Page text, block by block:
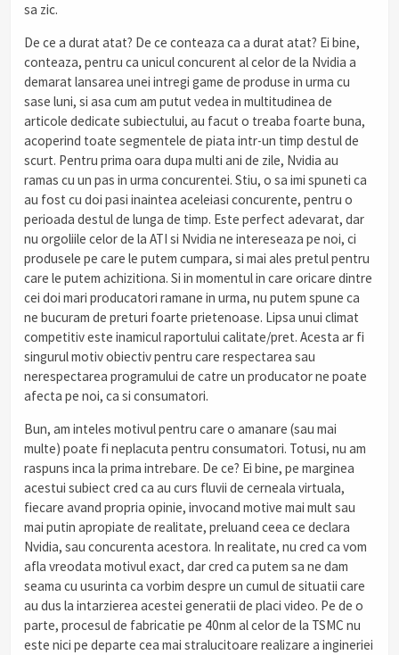
sa zic.
De ce a durat atat? De ce conteaza ca a durat atat? Ei bine,
conteaza, pentru ca unicul concurent al celor de la Nvidia a
demarat lansarea unei intregi game de produse in urma cu
sase luni, si asa cum am putut vedea in multitudinea de
articole dedicate subiectului, au facut o treaba foarte buna,
acoperind toate segmentele de piata intr-un timp destul de
scurt. Pentru prima oara dupa multi ani de zile, Nvidia au
ramas cu un pas in urma concurentei. Stiu, o sa imi spuneti ca
au fost cu doi pasi inaintea aceleiasi concurente, pentru o
perioada destul de lunga de timp. Este perfect adevarat, dar
nu orgoliile celor de la ATI si Nvidia ne intereseaza pe noi, ci
produsele pe care le putem cumpara, si mai ales pretul pentru
care le putem achizitiona. Si in momentul in care oricare dintre
cei doi mari producatori ramane in urma, nu putem spune ca
ne bucuram de preturi foarte prietenoase. Lipsa unui climat
competitiv este inamicul raportului calitate/pret. Acesta ar fi
singurul motiv obiectiv pentru care respectarea sau
nerespectarea programului de catre un producator ne poate
afecta pe noi, ca si consumatori.
Bun, am inteles motivul pentru care o amanare (sau mai
multe) poate fi neplacuta pentru consumatori. Totusi, nu am
raspuns inca la prima intrebare. De ce? Ei bine, pe marginea
acestui subiect cred ca au curs fluvii de cerneala virtuala,
fiecare avand propria opinie, invocand motive mai mult sau
mai putin apropiate de realitate, preluand ceea ce declara
Nvidia, sau concurenta acestora. In realitate, nu cred ca vom
afla vreodata motivul exact, dar cred ca putem sa ne dam
seama cu usurinta ca vorbim despre un cumul de situatii care
au dus la intarzierea acestei generatii de placi video. Pe de o
parte, procesul de fabricatie pe 40nm al celor de la TSMC nu
este nici pe departe cea mai stralucitoare realizare a ingineriei